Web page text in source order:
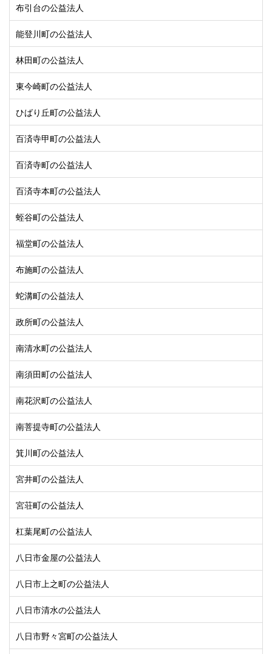
布引台の公益法人
能登川町の公益法人
林田町の公益法人
東今崎町の公益法人
ひばり丘町の公益法人
百済寺甲町の公益法人
百済寺町の公益法人
百済寺本町の公益法人
蛭谷町の公益法人
福堂町の公益法人
布施町の公益法人
蛇溝町の公益法人
政所町の公益法人
南清水町の公益法人
南須田町の公益法人
南花沢町の公益法人
南菩提寺町の公益法人
箕川町の公益法人
宮井町の公益法人
宮荘町の公益法人
杠葉尾町の公益法人
八日市金屋の公益法人
八日市上之町の公益法人
八日市清水の公益法人
八日市野々宮町の公益法人